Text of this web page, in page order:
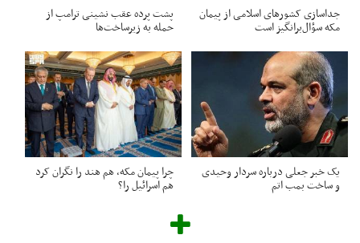
جداسازی کشورهای اسلامی از پیمان
مکه سؤال‌برانگیز است
پشت پرده عقب نشینی ترامپ از
حمله به زیرساخت‌ها
یک خبر جعلی درباره سردار وحیدی
و ساخت بمب اتم
چرا پیمان مکه، هم هند را نگران کرد
هم اسرائیل را؟